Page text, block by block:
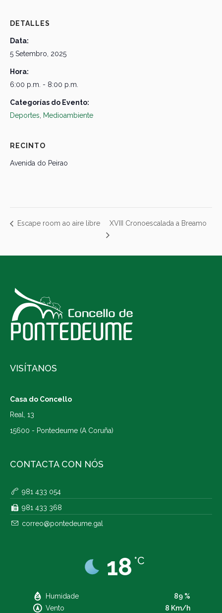
DETALLES
Data:
5 Setembro, 2025
Hora:
6:00 p.m. - 8:00 p.m.
Categorías do Evento:
Deportes Medioambiente
RECINTO
Avenida do Peirao
Escape room ao aire libre XVIII Cronoescalada a Breamo
VISÍTANOS
Casa do Concello
Real, 13
15600 - Pontedeume (A Coruña)
CONTACTA CON NÓS
981 433 054
981 433 368
correo@pontedeume.gal
18 °C
Humidade
89 %
Vento
8 Km/h